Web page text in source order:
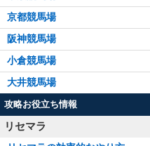
京都競馬場
阪神競馬場
小倉競馬場
大井競馬場
攻略お役立ち情報
リセマラ